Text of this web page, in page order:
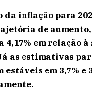
da inflação para
de
4,17% em relação à
as estimativas
estáveis em 3,7% e